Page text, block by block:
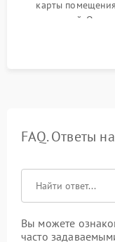
карты
препятствий.
Тестирование
FAQ. Ответы
Вы можете
часто